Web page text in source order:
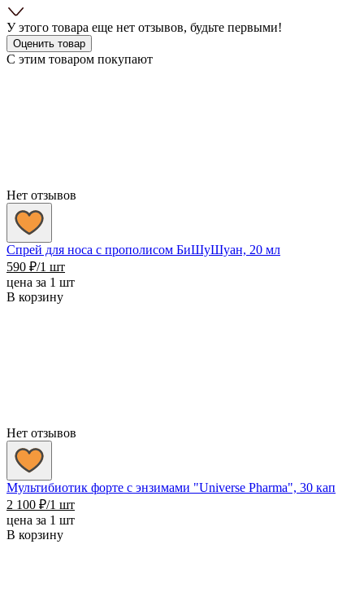
У этого товара еще нет отзывов, будьте первыми!
Оценить товар
С этим товаром покупают
Нет отзывов
Спрей для носа с прополисом БиШуШуан, 20 мл
590 ₽/1 шт
цена за 1 шт
В корзину
Нет отзывов
Мультибиотик форте с энзимами "Universe Pharma", 30 кап
2 100 ₽/1 шт
цена за 1 шт
В корзину